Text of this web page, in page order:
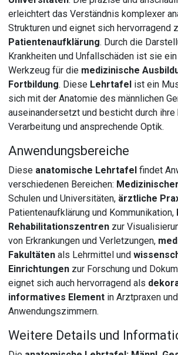
erleichtert das Verständnis komplexer
Strukturen und eignet sich hervorragend
Patientenaufklärung. Durch die
Krankheiten und Unfallschäden ist sie
Werkzeug für die medizinische
Fortbildung. Diese Lehrtafel ist ein
sich mit der Anatomie des männlichen
auseinandersetzt und besticht durch
Verarbeitung und ansprechende Optik.
Anwendungsbereiche
Diese anatomische Lehrtafel findet
verschiedenen Bereichen:
Schulen und Universitäten, ärztliche
Patientenaufklärung und Kommunikation,
Rehabilitationszentren zur
von Erkrankungen und Verletzungen,
Fakultäten als Lehrmittel und
Einrichtungen zur Forschung und
eignet sich auch hervorragend als
informatives Element in Arztpraxen und
Anwendungszimmern.
Weitere Details und